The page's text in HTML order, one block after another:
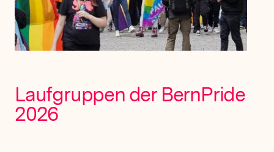
Laufgruppen der BernPride
2026